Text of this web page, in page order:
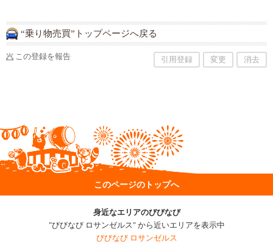
“乗り物売買”トップページへ戻る
この登録を報告 引用登録 変更 消去
このページのトップへ
身近なエリアのびびなび
"びびなび ロサンゼルス" から近いエリアを表示中
びびなび ロサンゼルス